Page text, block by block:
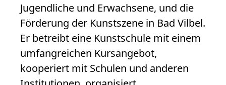
Jugendliche und Erwachsene, und die
Förderung der Kunstszene in Bad Vilbel.
Er betreibt eine Kunstschule mit einem
umfangreichen Kursangebot,
kooperiert mit Schulen und anderen